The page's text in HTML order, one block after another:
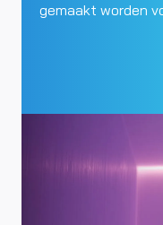
gemaakt worden